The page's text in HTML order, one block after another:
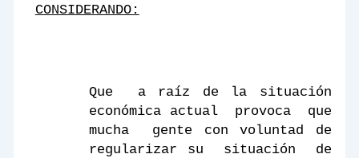
CONSIDERANDO:
Que
a raíz de la situación
económica actual
provoca
que
mucha
gente con voluntad de
regularizar su
situación
de